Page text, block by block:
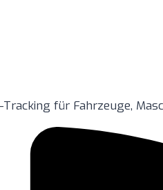
Tracking für Fahrzeuge,